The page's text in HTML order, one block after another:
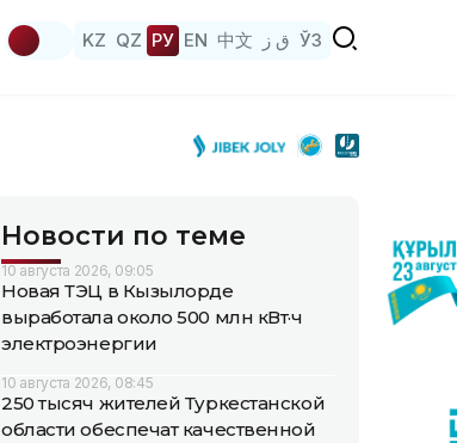
KZ QZ РУ EN 中文 ق ز ЎЗ
Новости по теме
10 августа 2026, 09:05
Новая ТЭЦ в Кызылорде
выработала около 500 млн кВт·ч
электроэнергии
10 августа 2026, 08:45
250 тысяч жителей Туркестанской
области обеспечат качественной